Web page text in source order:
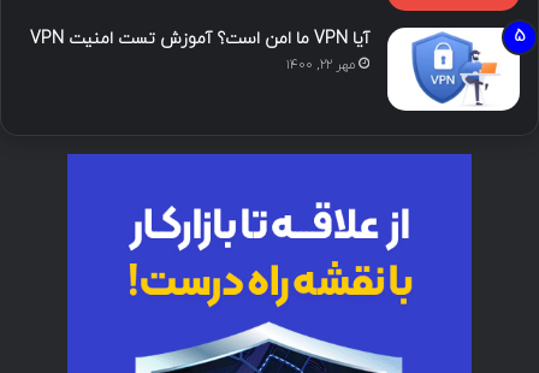
آیا VPN ما امن است؟ آموزش تست امنیت VPN
مهر ۲۲, ۱۴۰۰